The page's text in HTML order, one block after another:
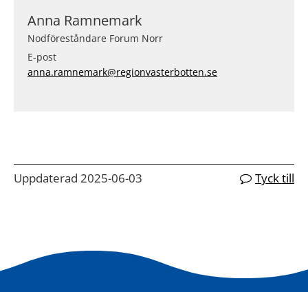
Anna Ramnemark
Nodföreståndare Forum Norr
E-post
anna.ramnemark@regionvasterbotten.se
Uppdaterad 2025-06-03 Tyck till